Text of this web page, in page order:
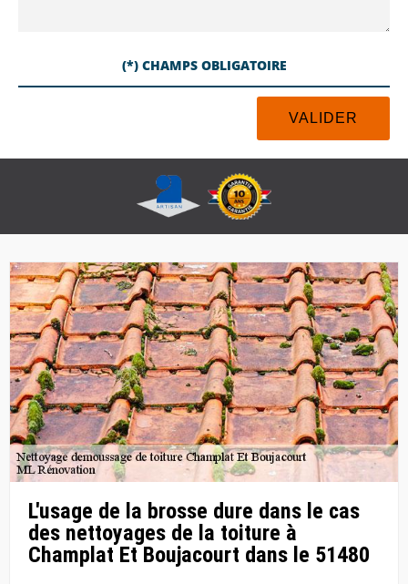
(*) CHAMPS OBLIGATOIRE
L'usage de la brosse dure dans le cas
des nettoyages de la toiture à
Champlat Et Boujacourt dans le 51480